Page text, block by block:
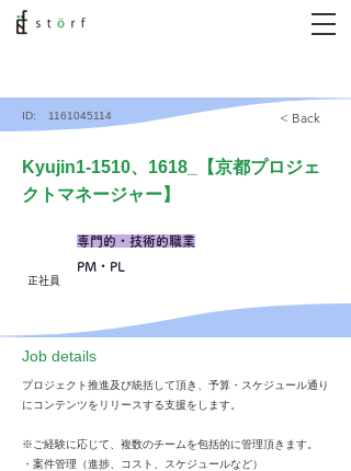
ID: 1161045114 < Back
Kyujin1-1510、1618_【京都プロジェ
クトマネージャー】
正社員
専門的・技術的職業
PM・PL
​Job details
プロジェクト推進及び統括して頂き、予算・スケジュール通り
にコンテンツをリリースする支援をします。​
※ご経験に応じて、複数のチームを包括的に管理頂きます。​
・案件管理（進捗、コスト、スケジュールなど）​